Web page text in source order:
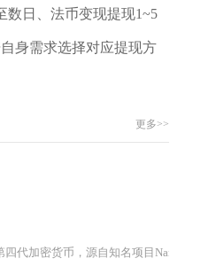
数日、法币变现提现1~5
身需求选择对应提现方
更多>>
代加密货币，源自知名项目Nano（原